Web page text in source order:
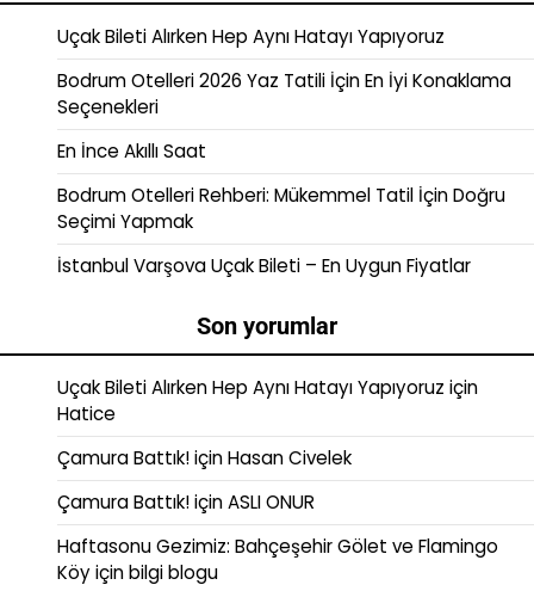
Uçak Bileti Alırken Hep Aynı Hatayı Yapıyoruz
Bodrum Otelleri 2026 Yaz Tatili İçin En İyi Konaklama
Seçenekleri
En İnce Akıllı Saat
Bodrum Otelleri Rehberi: Mükemmel Tatil İçin Doğru
Seçimi Yapmak
İstanbul Varşova Uçak Bileti – En Uygun Fiyatlar
Son yorumlar
Uçak Bileti Alırken Hep Aynı Hatayı Yapıyoruz için
Hatice
Çamura Battık!içinHasan Civelek
Çamura Battık!içinASLI ONUR
Haftasonu Gezimiz: Bahçeşehir Gölet ve Flamingo
Köyiçinbilgi blogu